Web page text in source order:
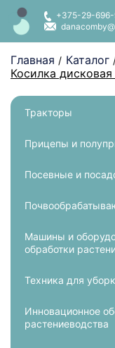
+375-29-
Главная / Каталог
Косилка
Тракторы
Прицепы и
Посевные и
Машины и
обработки
Техника для
Инновационное
растениеводства